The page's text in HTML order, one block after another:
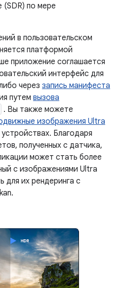
(SDR) по мере
в пользовательском
платформой
приложение соглашается
интерфейс для
через запись манифеста
путем вызова
. Вы также можете
изображения Ultra
Благодаря
полученных с датчика,
может стать более
с изображениями Ultra
для их рендеринга с